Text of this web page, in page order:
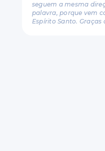
seguem a mesma
palavra, porque vem
Espírito Santo. Graças